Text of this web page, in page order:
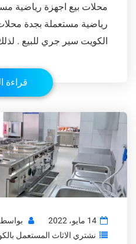
محلات بيع اجهزة رياضية
رياضية مستعملة بجدة
الكويت سير جري للبيع .
قراءة
14 مايو، 2022
نشتري الاثاث المستعمل